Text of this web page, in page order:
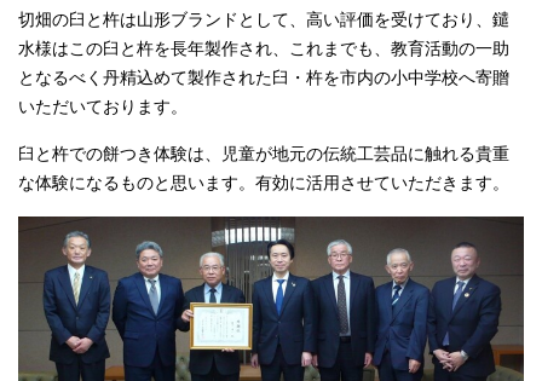
切畑の臼と杵は山形ブランドとして、高い評価を受けており、鑓
水様はこの臼と杵を長年製作され、これまでも、教育活動の一助
となるべく丹精込めて製作された臼・杵を市内の小中学校へ寄贈
いただいております。
臼と杵での餅つき体験は、児童が地元の伝統工芸品に触れる貴重
な体験になるものと思います。有効に活用させていただきます。